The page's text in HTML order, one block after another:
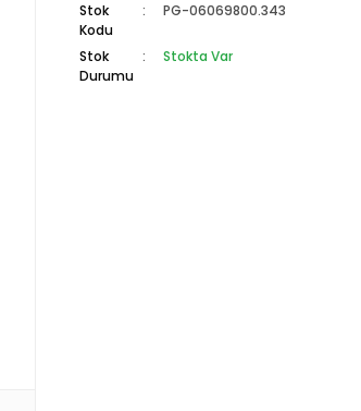
Stok
Kodu
PG-06069800.343
Stok
Durumu
Stokta Var